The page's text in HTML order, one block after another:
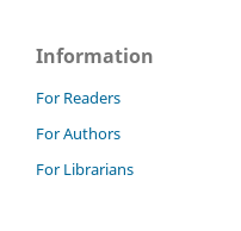
Information
For Readers
For Authors
For Librarians